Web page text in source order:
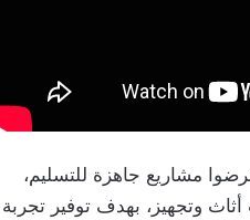
الذين عرضوا مشاريع جاهزة للتسليم،
وتجهيز، بهدف توفير تجربة